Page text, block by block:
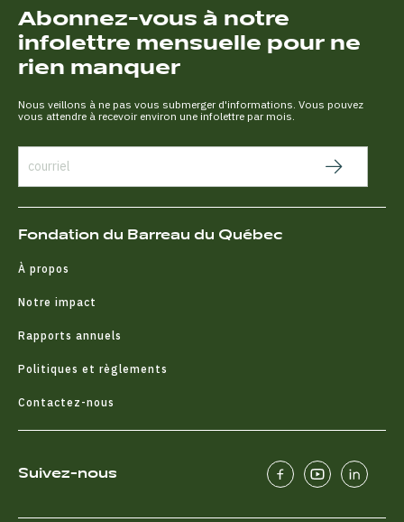
Abonnez-vous à notre
infolettre mensuelle pour ne
rien manquer
Nous veillons à ne pas vous submerger d'informations. Vous pouvez
vous attendre à recevoir environ une infolettre par mois.
Fondation du Barreau du Québec
À propos
Notre impact
Rapports annuels
Politiques et règlements
Contactez-nous
Suivez-nous